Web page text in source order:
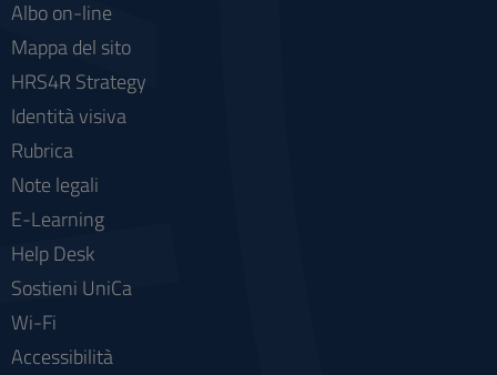
Albo on-line
Mappa del sito
HRS4R Strategy
Identità visiva
Rubrica
Note legali
E-Learning
Help Desk
Sostieni UniCa
Wi-Fi
Accessibilità